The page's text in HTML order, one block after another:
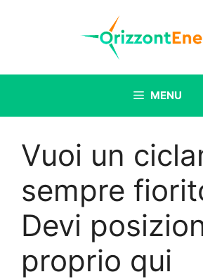
MENU
Vuoi un
sempre
Devi
proprio qui